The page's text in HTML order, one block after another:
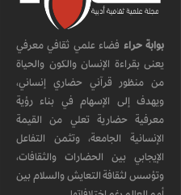
بوابة حراء فضاء علمي ثقافي معرفي
يعنى بقراءة الإنسان والكون والحياة
من منظور قرآني حضاري إنساني،
ويهدف إلى الإسهام في بناء رؤية
معرفية حضارية تعلي من القيمة
الإنسانية الجامعة، وتثمن التفاعل
الإيجابي بين الحضارات والثقافات،
وتؤسس لثقافة التعايش والسلام بين